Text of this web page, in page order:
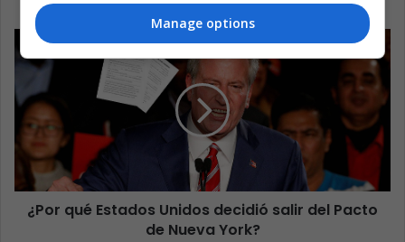
¿Por qué Estados Unidos decidió salir del Pacto
de Nueva York?
Manage options